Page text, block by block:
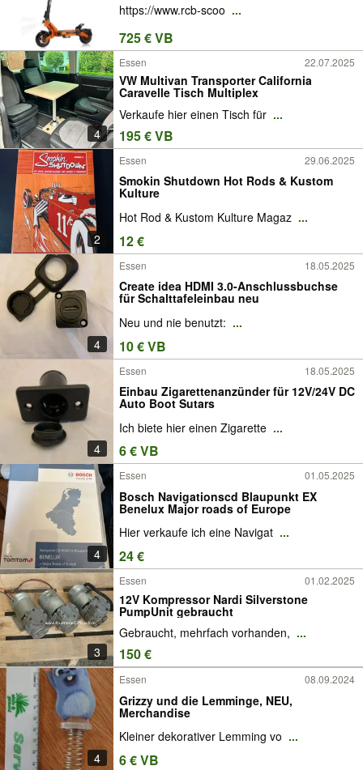
https://www.rcb-scoo ...
725 € VB
4
Essen 22.07.2025
VW Multivan Transporter California
Caravelle Tisch Multiplex
Verkaufe hier einen Tisch für ...
195 € VB
2
Essen 29.06.2025
Smokin Shutdown Hot Rods & Kustom
Kulture
Hot Rod & Kustom Kulture Magaz ...
12 €
4
Essen 18.05.2025
Create idea HDMI 3.0-Anschlussbuchse
für Schalttafeleinbau neu
Neu und nie benutzt: ...
10 € VB
4
Essen 18.05.2025
Einbau Zigarettenanzünder für 12V/24V DC
Auto Boot Sutars
Ich biete hier einen Zigarette ...
6 € VB
4
Essen 01.05.2025
Bosch Navigationscd Blaupunkt EX
Benelux Major roads of Europe
Hier verkaufe ich eine Navigat ...
24 €
3
Essen 01.02.2025
12V Kompressor Nardi Silverstone
PumpUnit gebraucht
Gebraucht, mehrfach vorhanden, ...
150 €
4
Essen 08.09.2024
Grizzy und die Lemminge, NEU,
Merchandise
Kleiner dekorativer Lemming vo ...
6 € VB